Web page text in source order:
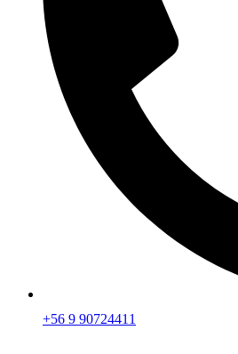
+56 9 90724411